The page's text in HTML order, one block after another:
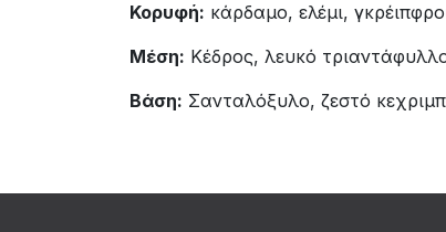
Κορυφή: κάρδαμο, ελέμι,
Μέση: Κέδρος, λευκό
Βάση: Σανταλόξυλο, ζεστό